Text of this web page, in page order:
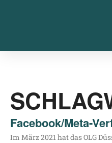
Facebook/Meta-
Im März 2021 hat das OLG